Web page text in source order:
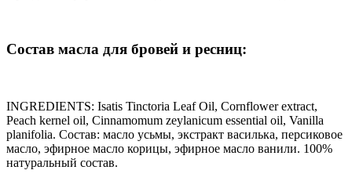
Состав масла для бровей и ресниц:
INGREDIENTS: Isatis Tinctoria Leaf Oil, Cornflower extract,
Peach kernel oil, Cinnamomum zeylanicum essential oil, Vanilla
planifolia. Состав: масло усьмы, экстракт василька, персиковое
масло, эфирное масло корицы, эфирное масло ванили. 100%
натуральный состав.